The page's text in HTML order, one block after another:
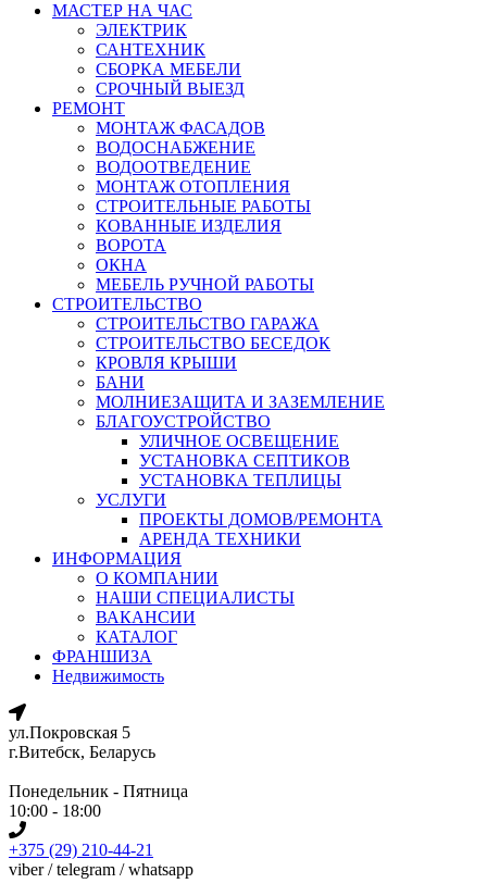
МАСТЕР НА ЧАС
ЭЛЕКТРИК
САНТЕХНИК
СБОРКА МЕБЕЛИ
СРОЧНЫЙ ВЫЕЗД
РЕМОНТ
МОНТАЖ ФАСАДОВ
ВОДОСНАБЖЕНИЕ
ВОДООТВЕДЕНИЕ
МОНТАЖ ОТОПЛЕНИЯ
СТРОИТЕЛЬНЫЕ РАБОТЫ
КОВАННЫЕ ИЗДЕЛИЯ
ВОРОТА
ОКНА
МЕБЕЛЬ РУЧНОЙ РАБОТЫ
СТРОИТЕЛЬСТВО
СТРОИТЕЛЬСТВО ГАРАЖА
СТРОИТЕЛЬСТВО БЕСЕДОК
КРОВЛЯ КРЫШИ
БАНИ
МОЛНИЕЗАЩИТА И ЗАЗЕМЛЕНИЕ
БЛАГОУСТРОЙСТВО
УЛИЧНОЕ ОСВЕЩЕНИЕ
УСТАНОВКА СЕПТИКОВ
УСТАНОВКА ТЕПЛИЦЫ
УСЛУГИ
ПРОЕКТЫ ДОМОВ/РЕМОНТА
АРЕНДА ТЕХНИКИ
ИНФОРМАЦИЯ
О КОМПАНИИ
НАШИ СПЕЦИАЛИСТЫ
ВАКАНСИИ
КАТАЛОГ
ФРАНШИЗА
Недвижимость
ул.Покровская 5
г.Витебск, Беларусь
Понедельник - Пятница
10:00 - 18:00
+375 (29) 210-44-21
viber / telegram / whatsapp